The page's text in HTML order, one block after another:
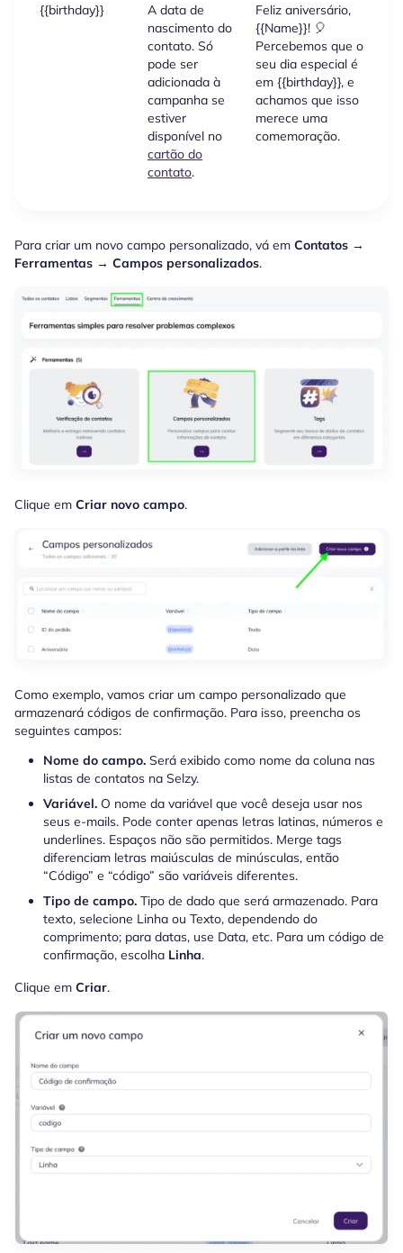
{{birthday}}
A data de
nascimento do
contato. Só
pode ser
adicionada à
campanha se
estiver
disponível no
cartão do
contato.
Feliz aniversário,
{{Name}}! 🎈
Percebemos que o
seu dia especial é
em {{birthday}}, e
achamos que isso
merece uma
comemoração.
Para criar um novo campo personalizado, vá em Contatos →
Ferramentas → Campos personalizados.
Clique em Criar novo campo.
Como exemplo, vamos criar um campo personalizado que
armazenará códigos de confirmação. Para isso, preencha os
seguintes campos:
Nome do campo. Será exibido como nome da coluna nas
listas de contatos na Selzy.
Variável. O nome da variável que você deseja usar nos
seus e-mails. Pode conter apenas letras latinas, números e
underlines. Espaços não são permitidos. Merge tags
diferenciam letras maiúsculas de minúsculas, então
“Código” e “código” são variáveis diferentes.
Tipo de campo. Tipo de dado que será armazenado. Para
texto, selecione Linha ou Texto, dependendo do
comprimento; para datas, use Data, etc. Para um código de
confirmação, escolha Linha.
Clique em Criar.